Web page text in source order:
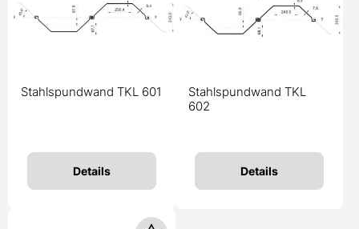
Stahlspundwand TKL 601
Details
Stahlspundwand TKL
602
Details